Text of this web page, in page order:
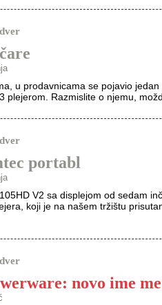
u prodavnicama se pojavio
plejerom. Razmislite o njemu,
portabl
V2 sa displejom od sedam
koji je na našem tržištu
novo ime